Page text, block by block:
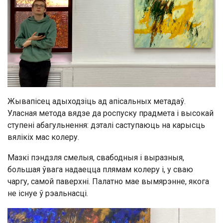
Жывапісец адыходзіць ад апісальных метадаў.
Уласная метода вядзе да роспуску прадмета і высокай
ступені абагульнення: дэталі саступаюць на карысць
вялікіх мас колеру.
Мазкі пэндзля смелыя, свабодныя і выразныя,
большая ўвага надаецца плямам колеру і, у сваю
чаргу, самой паверхні. Палатно мае вымярэнне, якога
не існуе ў рэальнасці.